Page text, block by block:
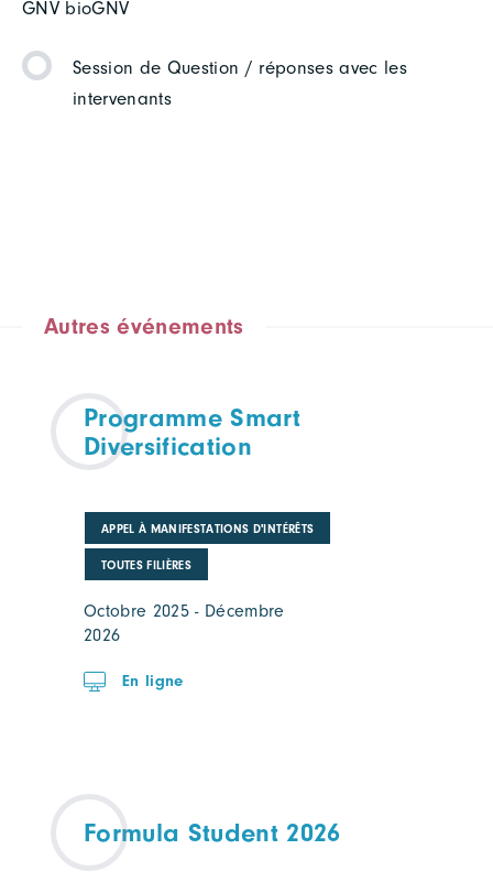
GNV bioGNV
Session de Question / réponses avec les
intervenants
Autres événements
Programme Smart
Diversification
APPEL À MANIFESTATIONS D'INTÉRÊTS
TOUTES FILIÈRES
Octobre 2025 - Décembre
2026
En ligne
Formula Student 2026